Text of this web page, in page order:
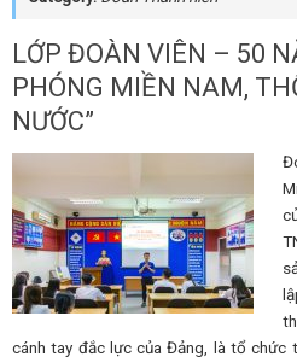
LỚP ĐOÀN VIÊN – 50
PHÓNG MIỀN NAM,
NƯỚC”
cánh tay đắc lực của Đảng, là tổ chức